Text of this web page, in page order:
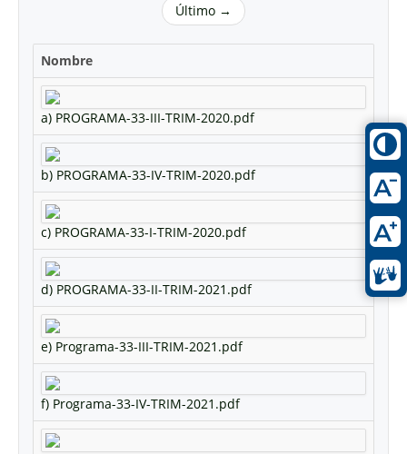
Último →
Nombre
a) PROGRAMA-33-III-TRIM-2020.pdf
b) PROGRAMA-33-IV-TRIM-2020.pdf
c) PROGRAMA-33-I-TRIM-2020.pdf
d) PROGRAMA-33-II-TRIM-2021.pdf
e) Programa-33-III-TRIM-2021.pdf
f) Programa-33-IV-TRIM-2021.pdf